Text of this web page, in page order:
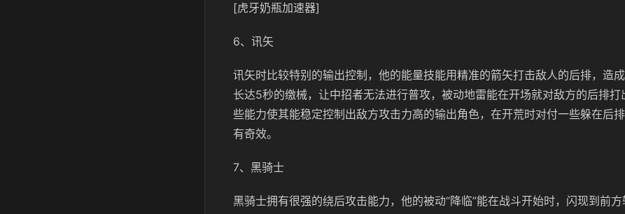
[虎牙奶瓶加速器]
6、讯矢
讯矢时比较特别的输出控制，他的能量技能用精准的箭矢打击敌人的后排，造
长达5秒的缴械，让中招者无法进行普攻，被动地雷能在开场就对敌方的后排打
些能力使其能稳定控制出敌方攻击力高的输出角色，在开荒时对付一些躲在后
有奇效。
7、黑骑士
黑骑士拥有很强的绕后攻击能力，他的被动“降临”能在战斗开始时，闪现到前